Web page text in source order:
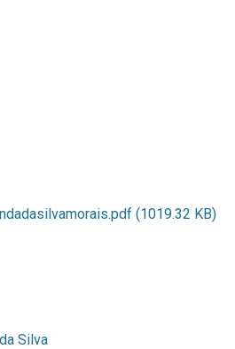
(1019.32 KB)
Silva